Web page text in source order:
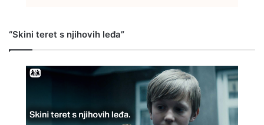
“Skini teret s njihovih leđa”